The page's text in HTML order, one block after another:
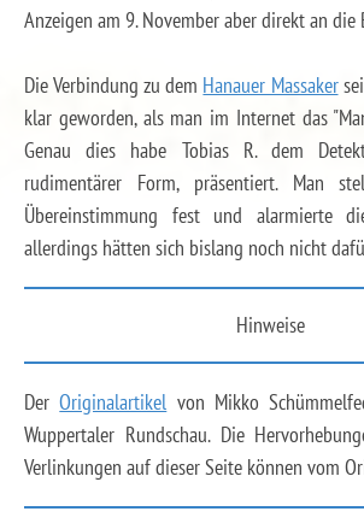
Anzeigen am 9. November aber direkt an die
Die Verbindung zu dem Hanauer Massaker
klar geworden, als man im Internet das
Genau dies habe Tobias R. dem
rudimentärer Form, präsentiert. Man
Übereinstimmung fest und alarmierte
allerdings hätten sich bislang noch nicht
Hinweise
DerOriginalartikel von Mikko
Wuppertaler Rundschau. Die
Verlinkungen auf dieser Seite können vom